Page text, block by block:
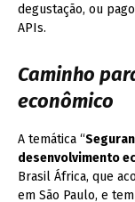
degustação, ou
APIs.
Caminho
econômico
A temática “
desenvolvimento
Brasil África, que
em São Paulo, e